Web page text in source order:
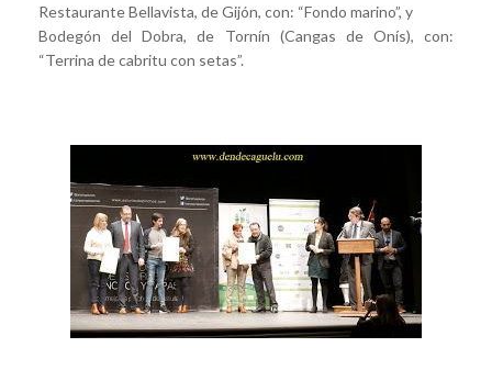
Restaurante Bellavista, de Gijón, con: “Fondo marino”, y
Bodegón del Dobra, de Tornín (Cangas de Onís), con:
“Terrina de cabritu con setas”.